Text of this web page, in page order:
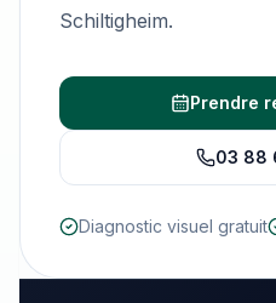
Schiltigheim.
Prendre
03 88
Diagnostic visuel gratuit